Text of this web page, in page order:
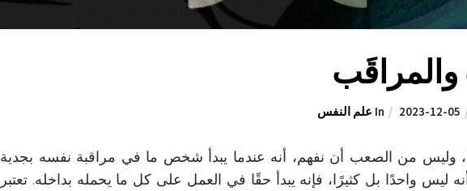
والمراقَب
2023-12-05
In علم النفس
وليس من الصعب أن نفهم، أنه عندما يبدأ شخص ما في مراقبة نفسه بجدية
ليس واحدًا بل كثيرًا، فإنه يبدأ حقًا في العمل على كل ما يحمله بداخله. تعتبر